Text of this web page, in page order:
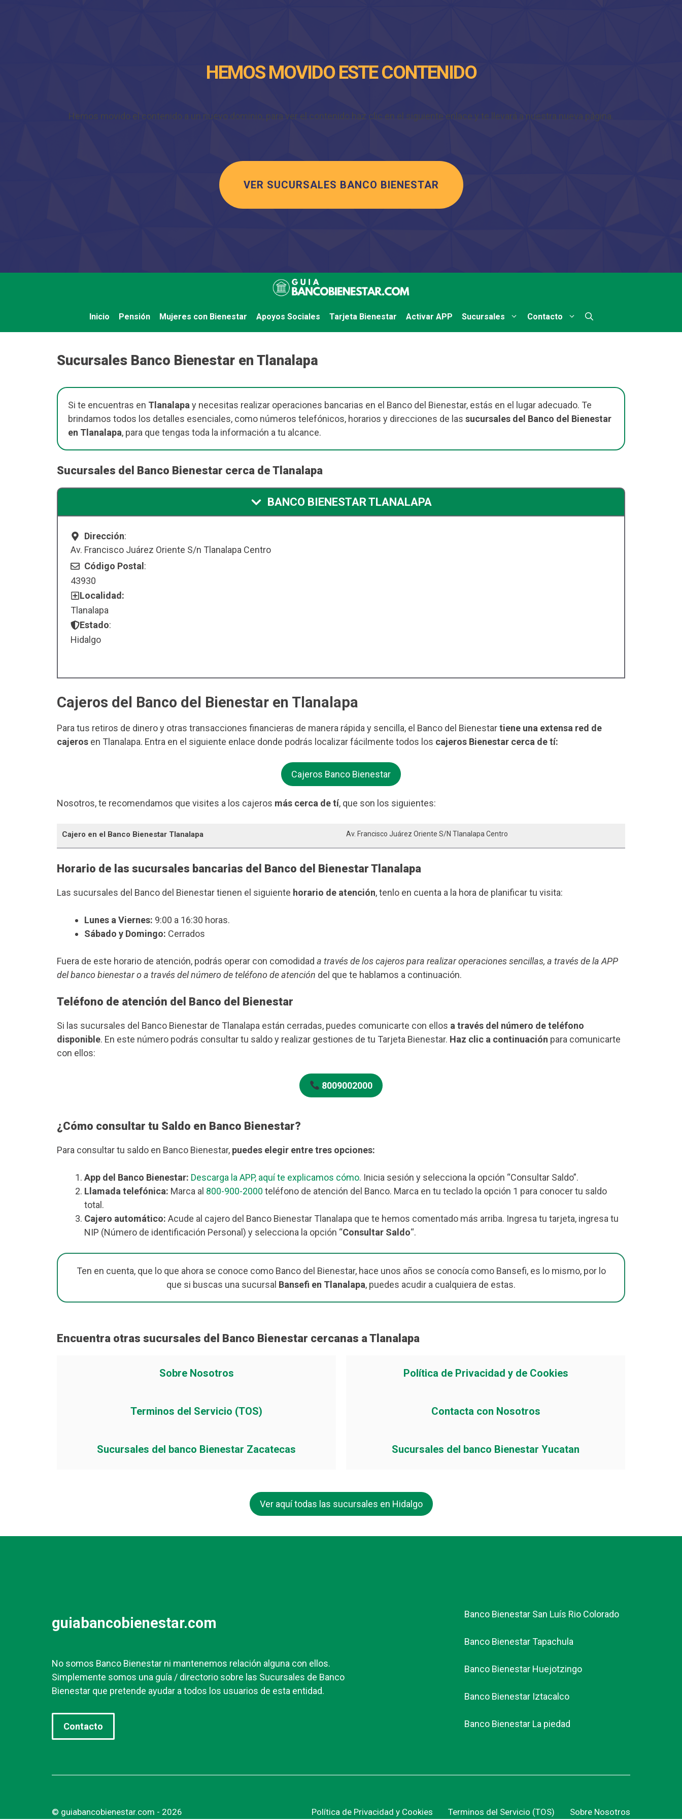
HEMOS MOVIDO ESTE CONTENIDO
Hemos movido el contenido a un nuevo dominio, para ver el contenido haz clic en el siguiente enlace y te llevará a nuestra nueva página.
VER SUCURSALES BANCO BIENESTAR
Inicio Pensión Mujeres con Bienestar Apoyos Sociales Tarjeta Bienestar Activar APP Sucursales Contacto
Sucursales Banco Bienestar en Tlanalapa
Si te encuentras en Tlanalapay necesitas realizar operaciones bancarias en el Banco del Bienestar, estás en el lugar adecuado. Te
brindamos todos los detalles esenciales, como números telefónicos, horarios y direcciones de las sucursales del Banco del Bienestar
en Tlanalapa, para que tengas toda la información a tu alcance.
Sucursales del Banco Bienestar cerca de Tlanalapa
BANCO BIENESTAR TLANALAPA
Dirección:
Av. Francisco Juárez Oriente S/n Tlanalapa Centro
Código Postal :
43930
Localidad:
Tlanalapa
Estado:
Hidalgo
Cajeros del Banco del Bienestar en Tlanalapa
Para tus retiros de dinero y otras transacciones financieras de manera rápida y sencilla, el Banco del Bienestartiene una extensa red de
cajeros en Tlanalapa. Entra en el siguiente enlace donde podrás localizar fácilmente todos los cajeros Bienestar cerca de tí:
Cajeros Banco Bienestar
Nosotros, te recomendamos que visites a los cajeros más cerca de tí, que son los siguientes:
Cajero en el Banco Bienestar Tlanalapa Av. Francisco Juárez Oriente S/n Tlanalapa Centro
Horario de las sucursales bancarias del Banco del Bienestar Tlanalapa
Las sucursales del Banco del Bienestar tienen el siguiente horario de atención, tenlo en cuenta a la hora de planificar tu visita:
Lunes a Viernes: 9:00 a 16:30 horas.
Sábado y Domingo: Cerrados
Fuera de este horario de atención, podrás operar con comodidad a través de los cajeros para realizar operaciones sencillas, a través de la APP
del banco bienestar o a través del número de teléfono de atención del que te hablamos a continuación.
Teléfono de atención del Banco del Bienestar
Si las sucursales del Banco Bienestar de Tlanalapa están cerradas, puedes comunicarte con ellos a través del número de teléfono
disponible. En este número podrás consultar tu saldo y realizar gestiones de tu Tarjeta Bienestar. Haz clic a continuación para comunicarte
con ellos:
8009002000
¿Cómo consultar tu Saldo en Banco Bienestar?
Para consultar tu saldo en Banco Bienestar, puedes elegir entre tres opciones:
App del Banco Bienestar: Descarga la APP, aquí te explicamos cómo. Inicia sesión y selecciona la opción “Consultar Saldo”.
Llamada telefónica: Marca al 800-900-2000 teléfono de atención del Banco. Marca en tu teclado la opción 1 para conocer tu saldo
total.
Cajero automático: Acude al cajero del Banco Bienestar Tlanalapa que te hemos comentado más arriba. Ingresa tu tarjeta, ingresa tu
NIP (Número de identificación Personal) y selecciona la opción “Consultar Saldo“.
Ten en cuenta, que lo que ahora se conoce como Banco del Bienestar, hace unos años se conocía como Bansefi, es lo mismo, por lo
que si buscas una sucursal Bansefi en Tlanalapa, puedes acudir a cualquiera de estas.
Encuentra otras sucursales del Banco Bienestar cercanas a Tlanalapa
Sobre Nosotros Política de Privacidad y de Cookies
Terminos del Servicio (TOS) Contacta con Nosotros
Sucursales del banco Bienestar Zacatecas Sucursales del banco Bienestar Yucatan
Ver aquí todas las sucursales en Hidalgo
guiabancobienestar.com
No somos Banco Bienestar ni mantenemos relación alguna con ellos.
Simplemente somos una guía / directorio sobre las Sucursales de Banco
Bienestar que pretende ayudar a todos los usuarios de esta entidad.
Contacto
Banco Bienestar San Luís Rio Colorado
Banco Bienestar Tapachula
Banco Bienestar Huejotzingo
Banco Bienestar Iztacalco
Banco Bienestar La piedad
© guiabancobienestar.com - 2026 Política de Privacidad y Cookies Terminos del Servicio (TOS) Sobre Nosotros